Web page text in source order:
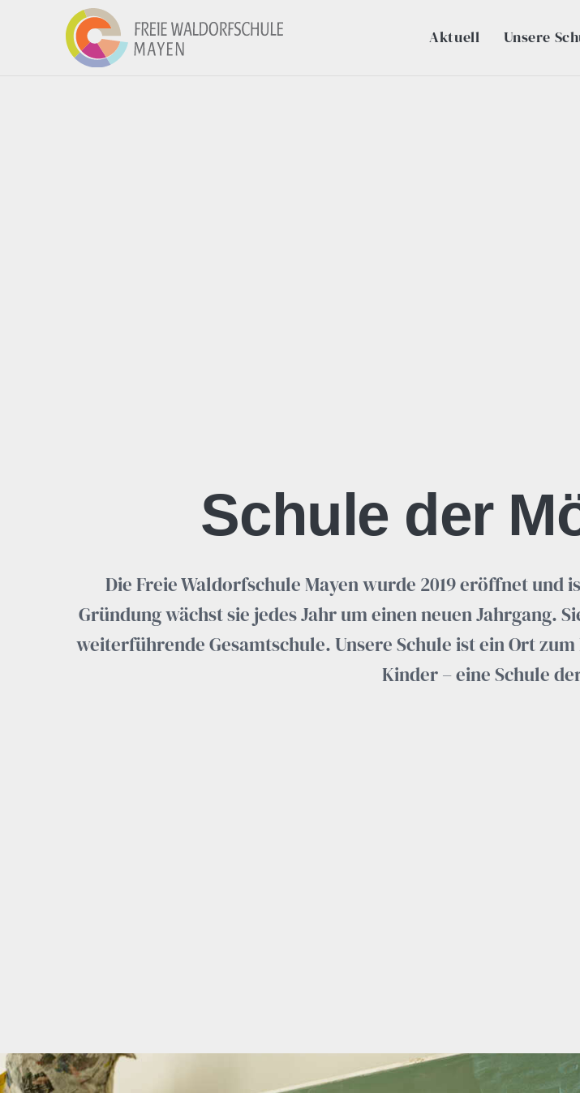
Aktuell Unsere
Schule der
Die Freie Waldorfschule Mayen wurde 2019 eröffnet und
Gründung wächst sie jedes Jahr um einen neuen Jahrgang.
weiterführende Gesamtschule. Unsere Schule ist ein Ort
Kinder – eine Schule